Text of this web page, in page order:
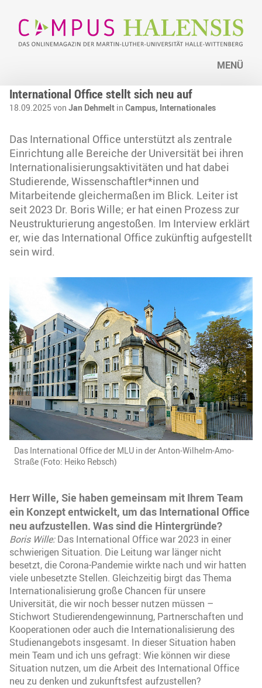
MENÜ
International Office stellt sich neu auf
18.09.2025 von Jan Dehmelt in Campus, Internationales
Das International Office unterstützt als zentrale
Einrichtung alle Bereiche der Universität bei ihren
Internationalisierungsaktivitäten und hat dabei
Studierende, Wissenschaftler*innen und
Mitarbeitende gleichermaßen im Blick. Leiter ist
seit 2023 Dr. Boris Wille; er hat einen Prozess zur
Neustrukturierung angestoßen. Im Interview erklärt
er, wie das International Office zukünftig aufgestellt
sein wird.
Das International Office der MLU in der Anton-Wilhelm-Amo-
Straße (Foto: Heiko Rebsch)
Herr Wille, Sie haben gemeinsam mit Ihrem Team
ein Konzept entwickelt, um das International Office
neu aufzustellen. Was sind die Hintergründe?
Boris Wille:Das International Office war 2023 in einer
schwierigen Situation. Die Leitung war länger nicht
besetzt, die Corona-Pandemie wirkte nach und wir hatten
viele unbesetzte Stellen. Gleichzeitig birgt das Thema
Internationalisierung große Chancen für unsere
Universität, die wir noch besser nutzen müssen –
Stichwort Studierendengewinnung, Partnerschaften und
Kooperationen oder auch die Internationalisierung des
Studienangebots insgesamt. In dieser Situation haben
mein Team und ich uns gefragt: Wie können wir diese
Situation nutzen, um die Arbeit des International Office
neu zu denken und zukunftsfest aufzustellen?